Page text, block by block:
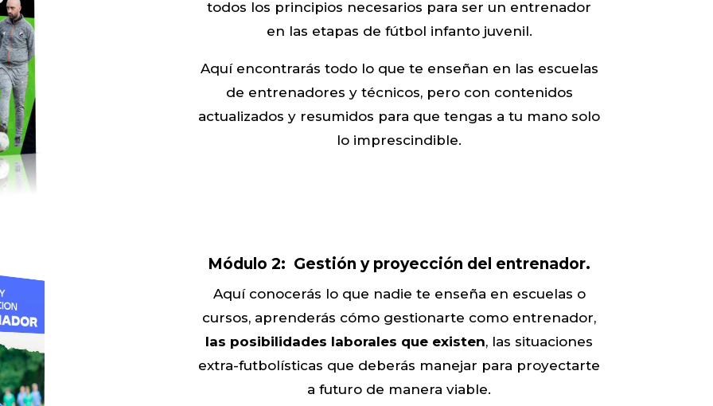
todos los principios necesarios para ser un entrenador
en las etapas de fútbol infanto juvenil.
Aquí encontrarás todo lo que te enseñan en las escuelas
de entrenadores y técnicos, pero con contenidos
actualizados y resumidos para que tengas a tu mano solo
lo imprescindible.
Módulo 2: Gestión y proyección del entrenador.
Aquí conocerás lo que nadie te enseña en escuelas o
cursos, aprenderás cómo gestionarte como entrenador,
las posibilidades laborales que existen, las situaciones
extra-futbolísticas que deberás manejar para proyectarte
a futuro de manera viable.